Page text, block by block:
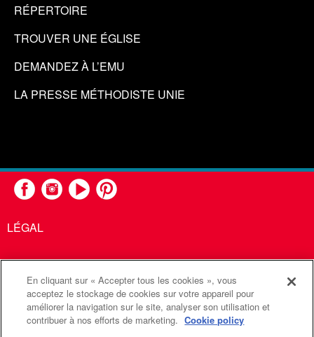
RÉPERTOIRE
TROUVER UNE ÉGLISE
DEMANDEZ À L’EMU
LA PRESSE MÉTHODISTE UNIE
LÉGAL
United Methodist Communications est une agence de l'Église
Méthodiste Unie
Communications Méthodistes Unies. Tous droits
En cliquant sur « Accepter tous les cookies », vous
acceptez le stockage de cookies sur votre appareil pour
améliorer la navigation sur le site, analyser son utilisation et
contribuer à nos efforts de marketing. Cookie policy